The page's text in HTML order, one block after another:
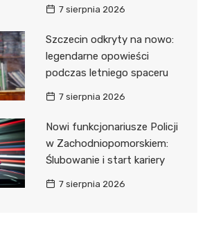
7 sierpnia 2026
Szczecin odkryty na nowo:
legendarne opowieści
podczas letniego spaceru
7 sierpnia 2026
Nowi funkcjonariusze Policji
w Zachodniopomorskiem:
Ślubowanie i start kariery
7 sierpnia 2026